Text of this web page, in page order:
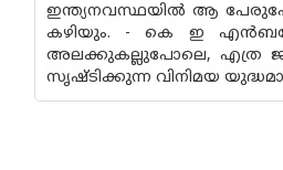
ഇന്ത്യനവസ്ഥയിൽ ആ
കഴിയും. - കെ ഇ
അലക്കുകല്ലുപോലെ, എത്ര
സൃഷ്ടിക്കുന്ന വിനിമയ